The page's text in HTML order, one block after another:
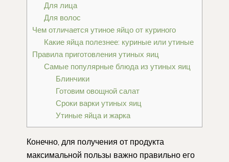
Для лица
Для волос
Чем отличается утиное яйцо от куриного
Какие яйца полезнее: куриные или утиные
Правила приготовления утиных яиц
Самые популярные блюда из утиных яиц
Блинчики
Готовим овощной салат
Сроки варки утиных яиц
Утиные яйца и жарка
Конечно, для получения от продукта
максимальной пользы важно правильно его